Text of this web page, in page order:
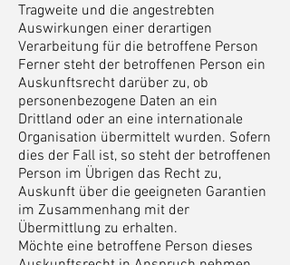
Tragweite und die angestrebten
Auswirkungen einer derartigen
Verarbeitung für die betroffene Person
Ferner steht der betroffenen Person ein
Auskunftsrecht darüber zu, ob
personenbezogene Daten an ein
Drittland oder an eine internationale
Organisation übermittelt wurden. Sofern
dies der Fall ist, so steht der betroffenen
Person im Übrigen das Recht zu,
Auskunft über die geeigneten Garantien
im Zusammenhang mit der
Übermittlung zu erhalten.
Möchte eine betroffene Person dieses